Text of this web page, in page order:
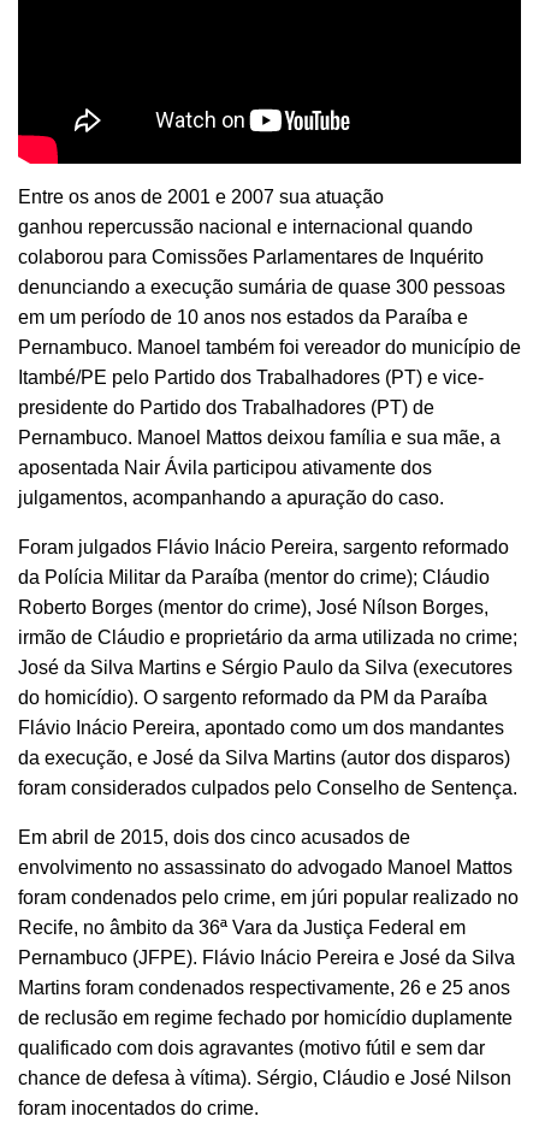
Entre os anos de 2001 e 2007 sua atuação
ganhou repercussão nacional e internacional quando
colaborou para Comissões Parlamentares de Inquérito
denunciando a execução sumária de quase 300 pessoas
em um período de 10 anos nos estados da Paraíba e
Pernambuco. Manoel também foi vereador do município de
Itambé/PE pelo Partido dos Trabalhadores (PT) e vice-
presidente do Partido dos Trabalhadores (PT) de
Pernambuco. Manoel Mattos deixou família e sua mãe, a
aposentada Nair Ávila participou ativamente dos
julgamentos, acompanhando a apuração do caso.
Foram julgados Flávio Inácio Pereira, sargento reformado
da Polícia Militar da Paraíba (mentor do crime); Cláudio
Roberto Borges (mentor do crime), José Nílson Borges,
irmão de Cláudio e proprietário da arma utilizada no crime;
José da Silva Martins e Sérgio Paulo da Silva (executores
do homicídio). O sargento reformado da PM da Paraíba
Flávio Inácio Pereira, apontado como um dos mandantes
da execução, e José da Silva Martins (autor dos disparos)
foram considerados culpados pelo Conselho de Sentença.
Em abril de 2015, dois dos cinco acusados de
envolvimento no assassinato do advogado Manoel Mattos
foram condenados pelo crime, em júri popular realizado no
Recife, no âmbito da 36ª Vara da Justiça Federal em
Pernambuco (JFPE). Flávio Inácio Pereira e José da Silva
Martins foram condenados respectivamente, 26 e 25 anos
de reclusão em regime fechado por homicídio duplamente
qualificado com dois agravantes (motivo fútil e sem dar
chance de defesa à vítima). Sérgio, Cláudio e José Nilson
foram inocentados do crime.